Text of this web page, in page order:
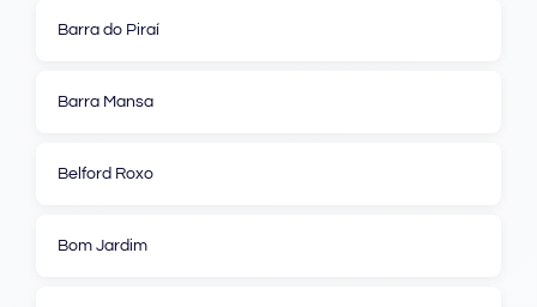
Barra do Piraí
Barra Mansa
Belford Roxo
Bom Jardim